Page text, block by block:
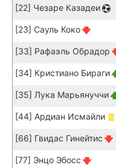
[22] Чезаре Казадеи
[23] Сауль Коко
[33] Рафаэль Обрадор
[34] Кристиано Бираги
[35] Лука Марьянуччи
[44] Ардиан Исмайли
[66] Гвидас Гинейтис
[77] Энцо Эбосс